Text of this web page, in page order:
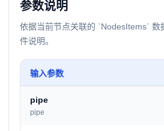
参数说明
依据当前节点关联的 `NodesItems` 数
件说明。
输入参数
pipe
pipe